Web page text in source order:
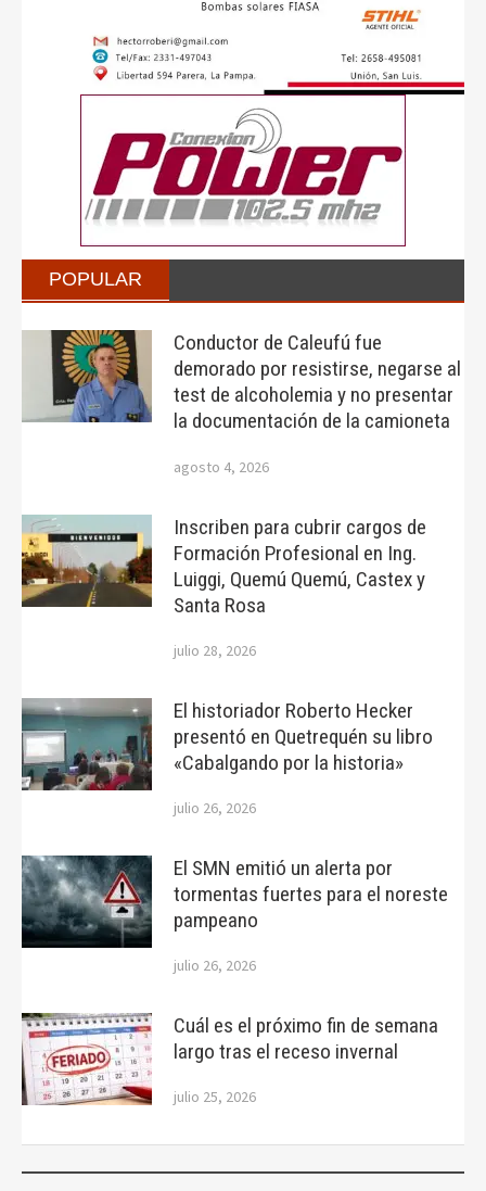
POPULAR
Conductor de Caleufú fue
demorado por resistirse, negarse al
test de alcoholemia y no presentar
la documentación de la camioneta
agosto 4, 2026
Inscriben para cubrir cargos de
Formación Profesional en Ing.
Luiggi, Quemú Quemú, Castex y
Santa Rosa
julio 28, 2026
El historiador Roberto Hecker
presentó en Quetrequén su libro
«Cabalgando por la historia»
julio 26, 2026
El SMN emitió un alerta por
tormentas fuertes para el noreste
pampeano
julio 26, 2026
Cuál es el próximo fin de semana
largo tras el receso invernal
julio 25, 2026